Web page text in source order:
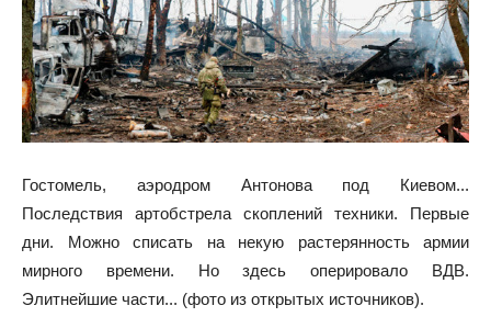
Гостомель, аэродром Антонова под Киевом...
Последствия артобстрела скоплений техники. Первые
дни. Можно списать на некую растерянность армии
мирного времени. Но здесь оперировало ВДВ.
Элитнейшие части... (фото из открытых источников).